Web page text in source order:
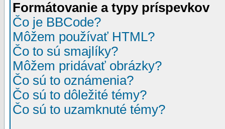
Formátovanie a typy príspevkov
Čo je BBCode?
Môžem používať HTML?
Čo to sú smajlíky?
Môžem pridávať obrázky?
Čo sú to oznámenia?
Čo sú to dôležité témy?
Čo sú to uzamknuté témy?